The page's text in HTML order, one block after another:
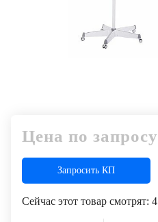
Цена по запросу
Запросить КП
Сейчас этот товар смотрят: 4